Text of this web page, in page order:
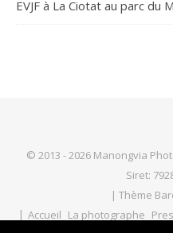
EVJF à La Ciotat au parc du
© 2013 - 2026 Manongvia
Siret:
| Thème
Accueil La photographe